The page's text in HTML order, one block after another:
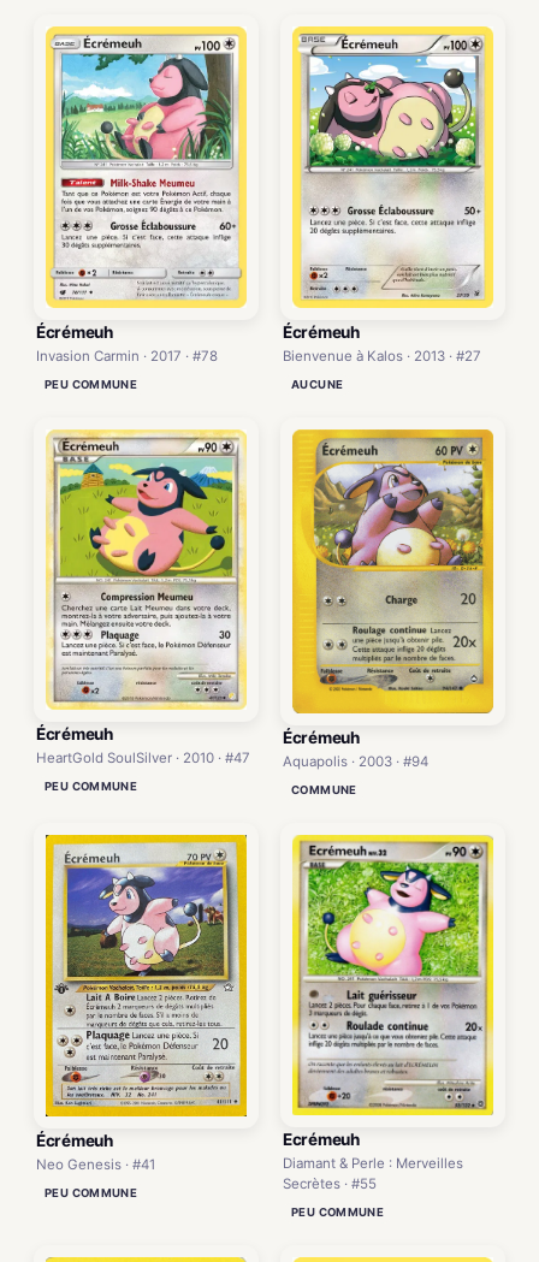
Écrémeuh
Invasion Carmin · 2017 · #78
PEU COMMUNE
Écrémeuh
Bienvenue à Kalos · 2013 · #27
AUCUNE
Écrémeuh
HeartGold SoulSilver · 2010 · #47
PEU COMMUNE
Écrémeuh
Aquapolis · 2003 · #94
COMMUNE
Écrémeuh
Neo Genesis · #41
PEU COMMUNE
Ecrémeuh
Diamant & Perle : Merveilles
Secrètes · #55
PEU COMMUNE